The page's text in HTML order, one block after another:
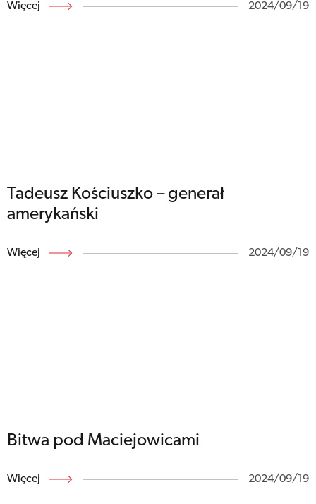
Więcej 2024/09/19
Tadeusz Kościuszko – generał
amerykański
Więcej 2024/09/19
Bitwa pod Maciejowicami
Więcej 2024/09/19